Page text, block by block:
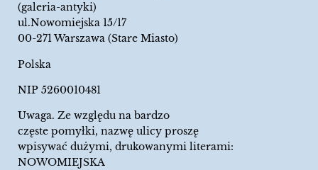
(galeria-antyki)
ul.Nowomiejska 15/17
00-271 Warszawa (Stare Miasto)
Polska
NIP 5260010481
Uwaga. Ze względu na bardzo
częste pomyłki, nazwę ulicy proszę
wpisywać dużymi, drukowanymi literami:
NOWOMIEJSKA